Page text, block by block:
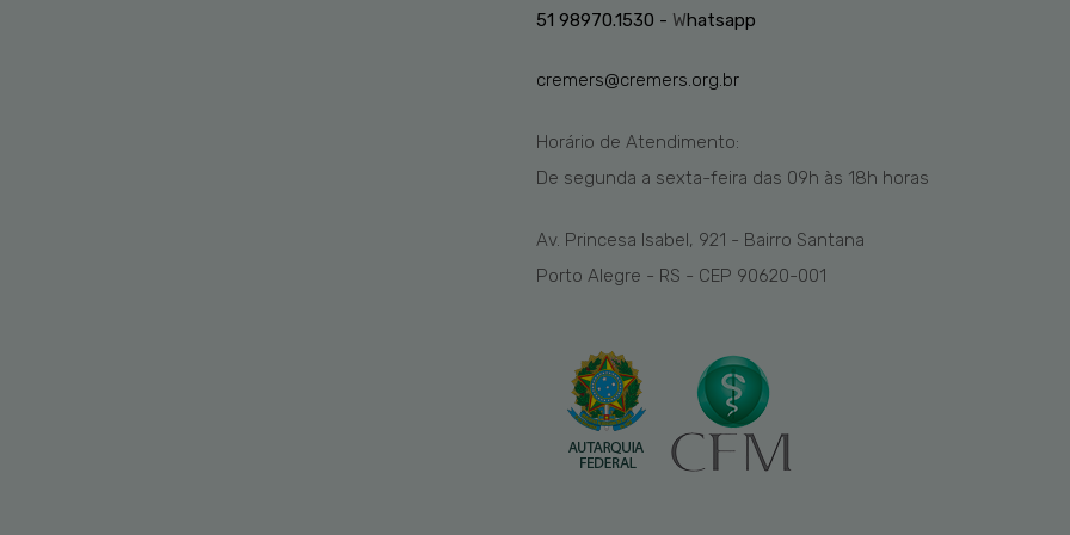
51 98970.1530 - Whatsapp
cremers@cremers.org.br
Horário de Atendimento:
De segunda a sexta-feira das 09h às 18h horas
Av. Princesa Isabel, 921 - Bairro Santana
Porto Alegre - RS - CEP 90620-001